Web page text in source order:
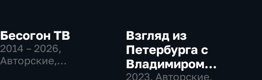
Бесогон ТВ
2014 – 2026,
Авторские,
Взгляд из
Петербурга с
Владимиром
2023, Авторские,